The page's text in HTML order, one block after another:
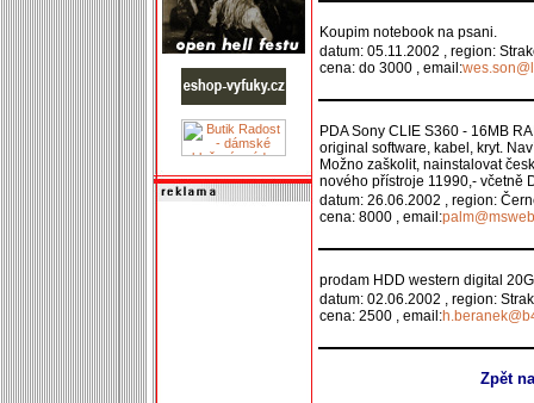
Koupim notebook na psani.
datum: 05.11.2002 , region:
cena: do 3000 , email:
PDA Sony CLIE S360 - 16MB
original software, kabel, kryt.
Možno zaškolit, nainstalovat
nového přístroje 11990,- včetně
datum: 26.06.2002 , region:
cena: 8000 , email:
prodam HDD western digital
datum: 02.06.2002 , region:
cena: 2500 , email:
Zpět